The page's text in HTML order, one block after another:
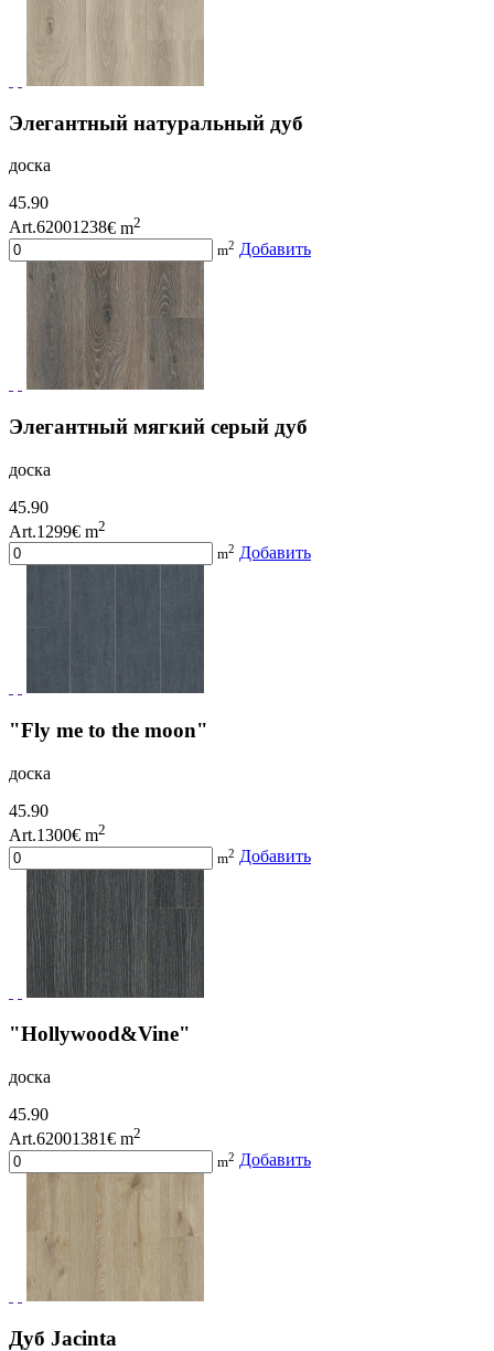
Элегантный натуральный дуб
доска
45.90
Art.62001238€ m2
m2 Добавить
Элегантный мягкий серый дуб
доска
45.90
Art.1299€ m2
m2 Добавить
"Fly me to the moon"
доска
45.90
Art.1300€ m2
m2 Добавить
"Hollywood&Vine"
доска
45.90
Art.62001381€ m2
m2 Добавить
Дуб Jacinta